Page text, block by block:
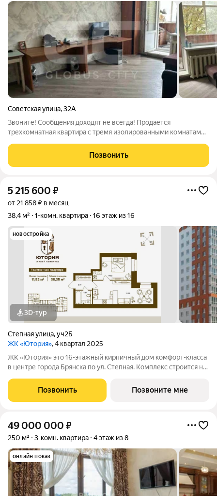
Советская улица,32А
Звоните! Сообщения доходят не всегда! Продается
трехкомнатная квартира с тремя изолированными комнатами,
Советского района, дом имеет свою большую огороженную
придомовую территорию, включает в
Позвонить
5 215 600 ₽
от 21 858 ₽ в месяц
38,4 м²
1-комн. квартира 16 этаж из 16
новостройка
3D-тур
Степная улица,уч2Б
ЖК «Ютория», 4 квартал 2025
ЖК «Ютория» это 16-этажный кирпичный дом комфорт-класса
в центре города Брянска по ул. Степная. Комплекс строится на
факультета БГУ. Это один из самых быстроразвивающихся,
комфортабельных
Позвонить Позвоните мне
49 000 000 ₽
250 м² 3-комн. квартира 4 этаж из 8
онлайн показ